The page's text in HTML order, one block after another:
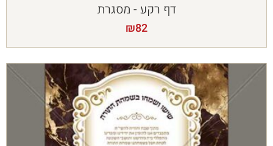
דף רקע - מסגרת
₪82